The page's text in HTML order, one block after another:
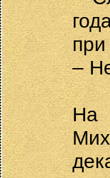
–
На